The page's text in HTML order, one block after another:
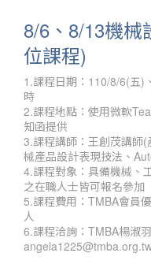
8/6、8/13機械
位課程)
1.課程日期：110/8/6(五)
時
2.課程地點：使用微軟
知函提供
3.課程講師：王創茂講師
械產品設計表現技法、
4.課程對象：具備機械、
之在職人士皆可報名參加
5.課程費用：TMBA會員
人
6.課程洽詢：TMBA楊淑